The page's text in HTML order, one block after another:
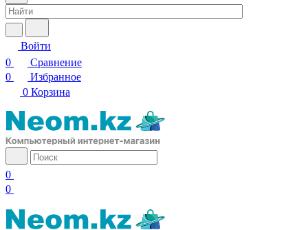
Войти
0
Сравнение
0
Избранное
0 Корзина
0
0